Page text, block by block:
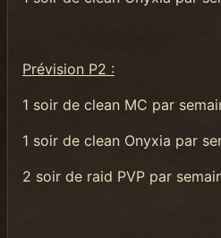
Prévision P2 :
1 soir de clean MC par
1 soir de clean Onyxia par
2 soir de raid PVP par